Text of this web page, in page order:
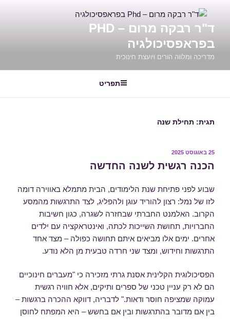
ד"ר רבקה מרום – PHD
בפראפסיכולגיה
מדריכה ומלווה הורים ויועצת חינוכית
תפריט
תגית: תחילת שנה
פורסם
25 באוגוסט 2025
הכנה רגשית לשנה החדשה
שבוע לפני פתיחת שנת הלימודים, הבית מתמלא באווירה דומה
לזו של נמל: רצון להוריד עוגן ולהפליג, לצד התרגשות מהמסע
הקרוב. האלמנט החברתי שבחזרה לשגרה, כגון חשיבות
החברויות, תחושת השייכות לכתה, ואינטראקציה עם ילדים
אחרים. ימים אלו מביאים איתם תחושה כפולה – מצד אחד
התרגשות וחידוש, ומצד שני חרדה טבעית מן הלא נודע.
הפסיכולוגית הקלינית אסנת גרתי מזכירה כי "מעברים חינוכיים
הם לא רק עניין טכני של ספרים ותיקים, אלא חוויה רגשית
עמוקה שמציפה חוסר ודאות." לדבריה, דווקא ההכרה ברגשות –
בין אם מדובר בהתרגשות ובין אם בחשש – היא המפתח לחוסן